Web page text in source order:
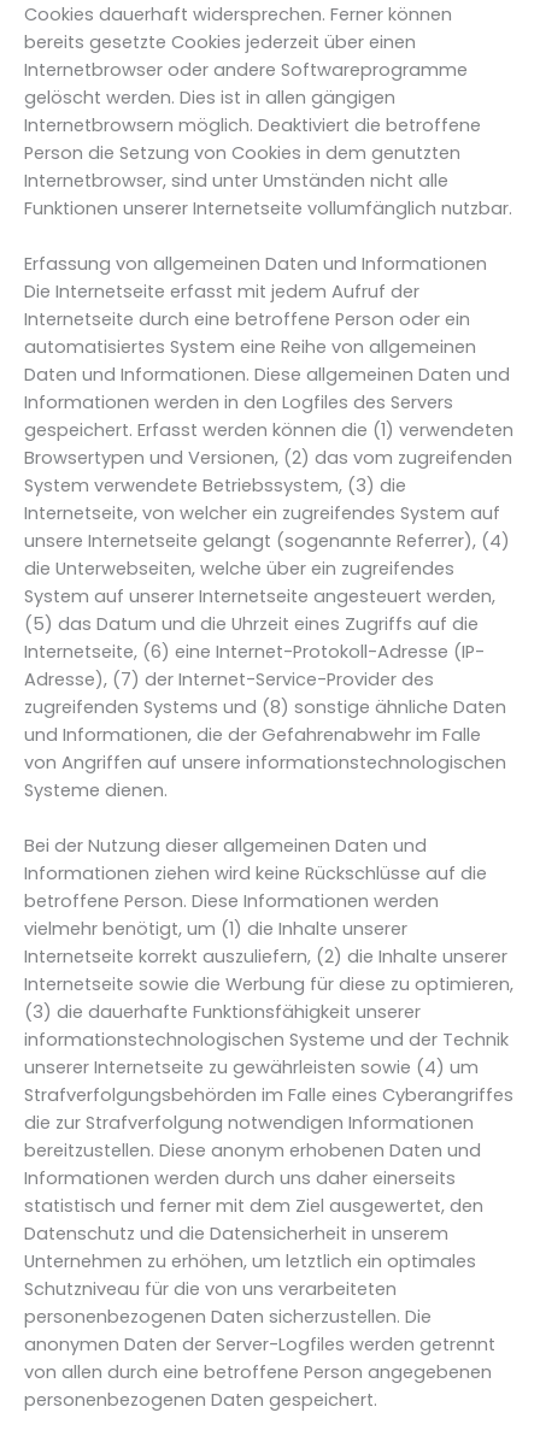
Cookies dauerhaft widersprechen. Ferner können
bereits gesetzte Cookies jederzeit über einen
Internetbrowser oder andere Softwareprogramme
gelöscht werden. Dies ist in allen gängigen
Internetbrowsern möglich. Deaktiviert die betroffene
Person die Setzung von Cookies in dem genutzten
Internetbrowser, sind unter Umständen nicht alle
Funktionen unserer Internetseite vollumfänglich nutzbar.
Erfassung von allgemeinen Daten und Informationen
Die Internetseite erfasst mit jedem Aufruf der
Internetseite durch eine betroffene Person oder ein
automatisiertes System eine Reihe von allgemeinen
Daten und Informationen. Diese allgemeinen Daten und
Informationen werden in den Logfiles des Servers
gespeichert. Erfasst werden können die (1) verwendeten
Browsertypen und Versionen, (2) das vom zugreifenden
System verwendete Betriebssystem, (3) die
Internetseite, von welcher ein zugreifendes System auf
unsere Internetseite gelangt (sogenannte Referrer), (4)
die Unterwebseiten, welche über ein zugreifendes
System auf unserer Internetseite angesteuert werden,
(5) das Datum und die Uhrzeit eines Zugriffs auf die
Internetseite, (6) eine Internet-Protokoll-Adresse (IP-
Adresse), (7) der Internet-Service-Provider des
zugreifenden Systems und (8) sonstige ähnliche Daten
und Informationen, die der Gefahrenabwehr im Falle
von Angriffen auf unsere informationstechnologischen
Systeme dienen.
Bei der Nutzung dieser allgemeinen Daten und
Informationen ziehen wird keine Rückschlüsse auf die
betroffene Person. Diese Informationen werden
vielmehr benötigt, um (1) die Inhalte unserer
Internetseite korrekt auszuliefern, (2) die Inhalte unserer
Internetseite sowie die Werbung für diese zu optimieren,
(3) die dauerhafte Funktionsfähigkeit unserer
informationstechnologischen Systeme und der Technik
unserer Internetseite zu gewährleisten sowie (4) um
Strafverfolgungsbehörden im Falle eines Cyberangriffes
die zur Strafverfolgung notwendigen Informationen
bereitzustellen. Diese anonym erhobenen Daten und
Informationen werden durch uns daher einerseits
statistisch und ferner mit dem Ziel ausgewertet, den
Datenschutz und die Datensicherheit in unserem
Unternehmen zu erhöhen, um letztlich ein optimales
Schutzniveau für die von uns verarbeiteten
personenbezogenen Daten sicherzustellen. Die
anonymen Daten der Server-Logfiles werden getrennt
von allen durch eine betroffene Person angegebenen
personenbezogenen Daten gespeichert.